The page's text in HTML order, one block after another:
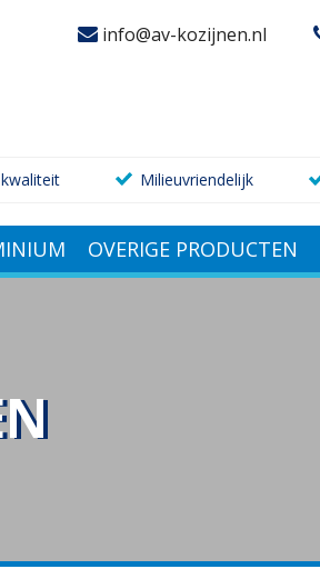
info@av-kozijnen.nl
Milieuvriendelijk
OVERIGE PRODUCTEN